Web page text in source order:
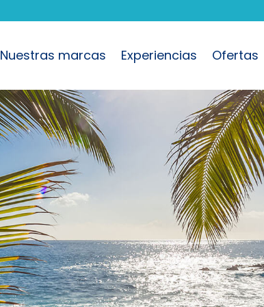
Nuestras marcas Experiencias Ofertas